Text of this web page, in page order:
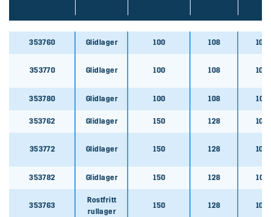
353774
353784
353784
353765
353765
353775
353775
353760 Glidlager 100 108
353770 Glidlager 100 108
353780 Glidlager 100 108
353762 Glidlager 150 128
353772 Glidlager 150 128
353782 Glidlager 150 128
353763
Rostfritt
rullager
150 128